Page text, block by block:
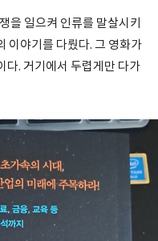
을 일으켜 인류를 말살시키
이야기를 다뤘다. 그 영화가
다. 거기에서 두렵게만 다가